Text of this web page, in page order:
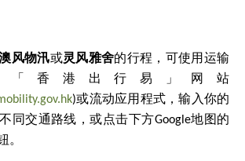
风物汛或灵风雅舍的行程，可使用运输
「香港出行易」网站
)或流动应用程式，输入你的
同交通路线，或点击下方Google地图的
。